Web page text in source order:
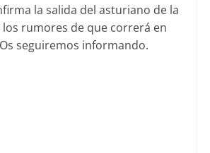
la salida del asturiano de la
los rumores de que correrá en
seguiremos informando.